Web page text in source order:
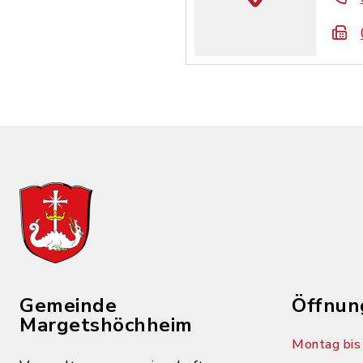
Gemeinde
Margetshöchheim
Montag